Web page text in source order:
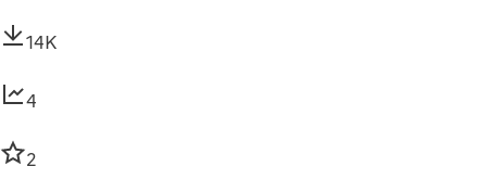
14K
4
2